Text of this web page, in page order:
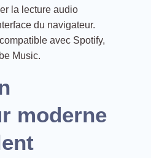
la lecture audio
du navigateur.
avec Spotify,
Music.
moderne